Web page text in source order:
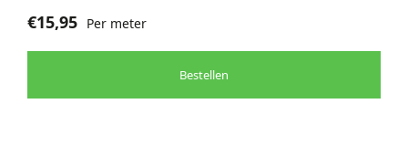
€15,95 Per meter
Bestellen